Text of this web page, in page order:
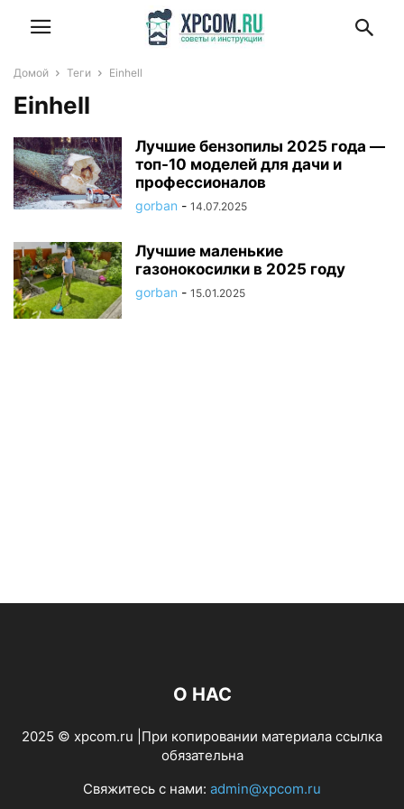
Домой Теги Einhell
Einhell
Лучшие бензопилы 2025 года —
топ-10 моделей для дачи и
профессионалов
gorban - 14.07.2025
Лучшие маленькие
газонокосилки в 2025 году
gorban - 15.01.2025
О НАС
2025 © xpcom.ru |При копировании материала ссылка
обязательна
Свяжитесь с нами: admin@xpcom.ru